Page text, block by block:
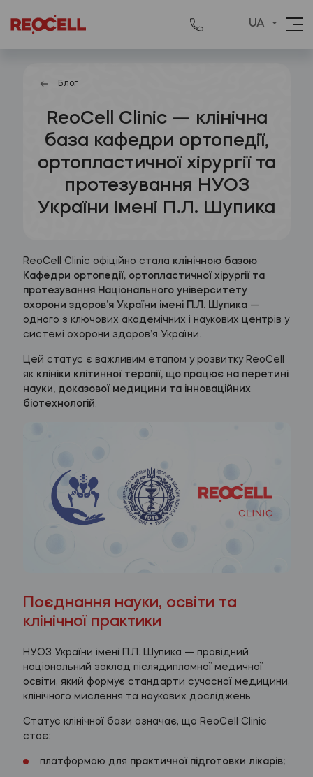
UA
Блог
ReoCell Clinic — клінічна
база кафедри ортопедії,
ортопластичної хірургії та
протезування НУОЗ
України імені П.Л. Шупика
ReoCell Clinic офіційно стала клінічною базою
Кафедри ортопедії, ортопластичної хірургії та
протезування Національного університету
охорони здоров’я України імені П.Л. Шупика—
одного з ключових академічних і наукових центрів у
системі охорони здоров’я України.
Цей статус є важливим етапом у розвитку ReoCell
як клініки клітинної терапії, що працює на перетині
науки, доказової медицини та інноваційних
біотехнологій.
Поєднання науки, освіти та
клінічної практики
НУОЗ України імені П.Л. Шупика — провідний
національний заклад післядипломної медичної
освіти, який формує стандарти сучасної медицини,
клінічного мислення та наукових досліджень.
Статус клінічної бази означає, що ReoCell Clinic
стає:
платформою для практичної підготовки лікарів;